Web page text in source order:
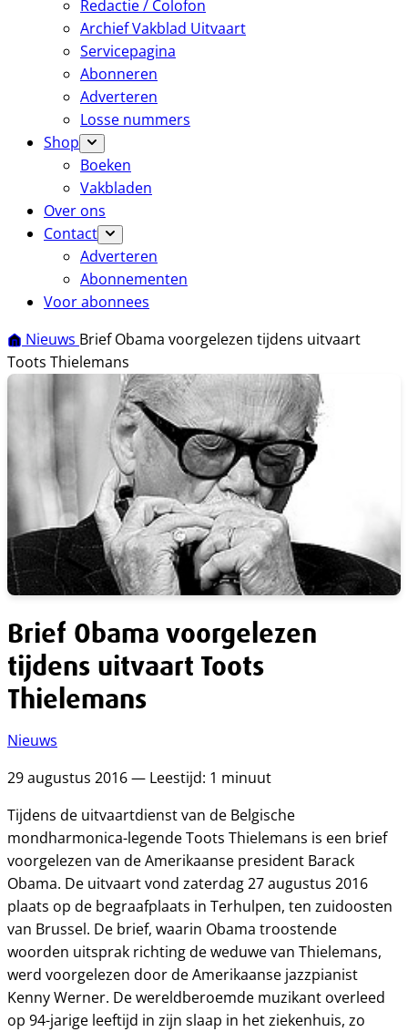
Redactie / Colofon
Archief Vakblad Uitvaart
Servicepagina
Abonneren
Adverteren
Losse nummers
Shop
Boeken
Vakbladen
Over ons
Contact
Adverteren
Abonnementen
Voor abonnees
Nieuws Brief Obama voorgelezen tijdens uitvaart
Toots Thielemans
Brief Obama voorgelezen
tijdens uitvaart Toots
Thielemans
Nieuws
29 augustus 2016 — Leestijd: 1 minuut
Tijdens de uitvaartdienst van de Belgische
mondharmonica-legende Toots Thielemans is een brief
voorgelezen van de Amerikaanse president Barack
Obama. De uitvaart vond zaterdag 27 augustus 2016
plaats op de begraafplaats in Terhulpen, ten zuidoosten
van Brussel. De brief, waarin Obama troostende
woorden uitsprak richting de weduwe van Thielemans,
werd voorgelezen door de Amerikaanse jazzpianist
Kenny Werner. De wereldberoemde muzikant overleed
op 94-jarige leeftijd in zijn slaap in het ziekenhuis, zo